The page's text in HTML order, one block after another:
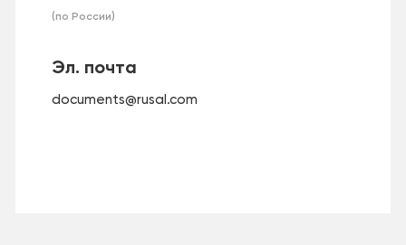
(по России)
Эл. почта
documents@rusal.com